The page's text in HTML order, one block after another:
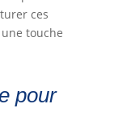
ces
touche
pour